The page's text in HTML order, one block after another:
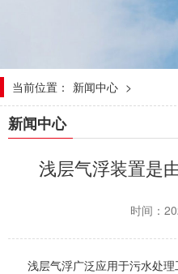
当前位置： 新闻中心 >
新闻中心
浅层气浮装置是
时间：
浅层气浮广泛应用于污水处理